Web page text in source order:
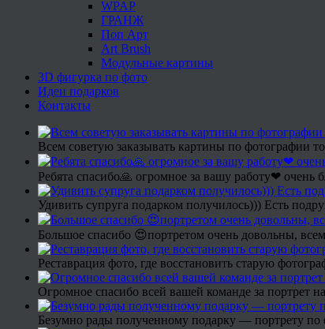
WPAP
ГРАНЖ
Поп Арт
Art Brush
Модульные картины
3D фигурка по фото
Идеи подарков
Контакты
Всем советую заказывать картины по фотографии
Ребята спасибо🙏 огромное за вашу работу❤ очень
Удивить супруга подарком получилось))) Есть
Большое спасибо 😍портретом очень довольны,
Реставрация фото, где восстановить старую
Огромное спасибо всей вашей команде за портрет
Безумно рады полученному подарку — портрету по